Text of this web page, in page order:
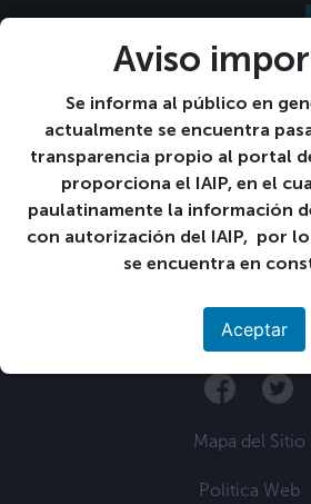
Aviso
Se informa al público en
actualmente se encuentra
transparencia propio al portal
proporciona el IAIP, en el
paulatinamente la información
con autorización del IAIP, por
se encuentra en
Aceptar
11 11-06:00 febrero 11-06:00
«Publicación en la Web
de listado de
admitidos(as) a primer
año ciclo 01-2022
Mapa del Sitio
Politica Web